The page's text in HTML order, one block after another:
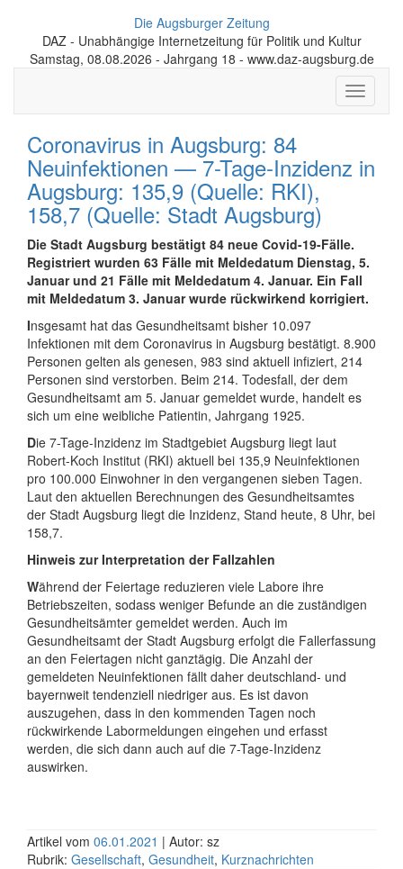
Die Augsburger Zeitung
DAZ - Unabhängige Internetzeitung für Politik und Kultur
Samstag, 08.08.2026 - Jahrgang 18 - www.daz-augsburg.de
Toggle
Coronavirus in Augsburg: 84
Neuinfektionen — 7-Tage-Inzidenz in
Augsburg: 135,9 (Quelle: RKI),
158,7 (Quelle: Stadt Augsburg)
Die Stadt Augsburg bestätigt 84 neue Covid-19-Fälle.
Registriert wurden 63 Fälle mit Meldedatum Dienstag, 5.
Januar und 21 Fälle mit Meldedatum 4. Januar. Ein Fall
mit Meldedatum 3. Januar wurde rückwirkend korrigiert.
Insgesamt hat das Gesundheitsamt bisher 10.097
Infektionen mit dem Coronavirus in Augsburg bestätigt. 8.900
Personen gelten als genesen, 983 sind aktuell infiziert, 214
Personen sind verstorben. Beim 214. Todesfall, der dem
Gesundheitsamt am 5. Januar gemeldet wurde, handelt es
sich um eine weibliche Patientin, Jahrgang 1925.
Die 7-Tage-Inzidenz im Stadtgebiet Augsburg liegt laut
Robert-Koch Institut (RKI) aktuell bei 135,9 Neuinfektionen
pro 100.000 Einwohner in den vergangenen sieben Tagen.
Laut den aktuellen Berechnungen des Gesundheitsamtes
der Stadt Augsburg liegt die Inzidenz, Stand heute, 8 Uhr, bei
158,7.
Hinweis zur Interpretation der Fallzahlen
Während der Feiertage reduzieren viele Labore ihre
Betriebszeiten, sodass weniger Befunde an die zuständigen
Gesundheitsämter gemeldet werden. Auch im
Gesundheitsamt der Stadt Augsburg erfolgt die Fallerfassung
an den Feiertagen nicht ganztägig. Die Anzahl der
gemeldeten Neuinfektionen fällt daher deutschland- und
bayernweit tendenziell niedriger aus. Es ist davon
auszugehen, dass in den kommenden Tagen noch
rückwirkende Labormeldungen eingehen und erfasst
werden, die sich dann auch auf die 7-Tage-Inzidenz
auswirken.
Artikel vom 06.01.2021 | Autor: sz
Rubrik: Gesellschaft, Gesundheit, Kurznachrichten